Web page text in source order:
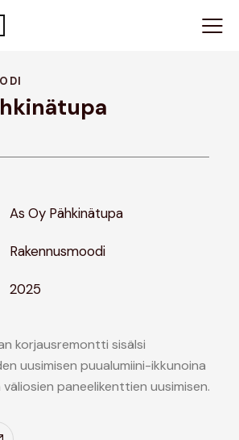
As Oy Pähkinätupa
Rakennusmoodi
2025
korjausremontti sisälsi
uusimisen puualumiini-ikkunoina
paneelikenttien uusimisen.